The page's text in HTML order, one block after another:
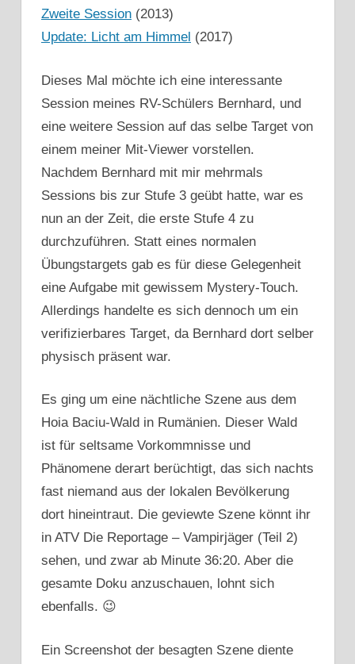
Zweite Session (2013)
Update: Licht am Himmel (2017)
Dieses Mal möchte ich eine interessante
Session meines RV-Schülers Bernhard, und
eine weitere Session auf das selbe Target von
einem meiner Mit-Viewer vorstellen.
Nachdem Bernhard mit mir mehrmals
Sessions bis zur Stufe 3 geübt hatte, war es
nun an der Zeit, die erste Stufe 4 zu
durchzuführen. Statt eines normalen
Übungstargets gab es für diese Gelegenheit
eine Aufgabe mit gewissem Mystery-Touch.
Allerdings handelte es sich dennoch um ein
verifizierbares Target, da Bernhard dort selber
physisch präsent war.
Es ging um eine nächtliche Szene aus dem
Hoia Baciu-Wald in Rumänien. Dieser Wald
ist für seltsame Vorkommnisse und
Phänomene derart berüchtigt, das sich nachts
fast niemand aus der lokalen Bevölkerung
dort hineintraut. Die geviewte Szene könnt ihr
in ATV Die Reportage – Vampirjäger (Teil 2)
sehen, und zwar ab Minute 36:20. Aber die
gesamte Doku anzuschauen, lohnt sich
ebenfalls. 😉
Ein Screenshot der besagten Szene diente